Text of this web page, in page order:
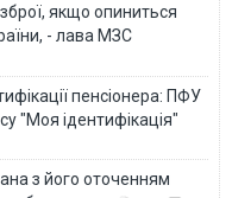
якщо опиниться
- лава МЗС
пенсіонера: ПФУ
"Моя ідентифікація"
з його оточенням